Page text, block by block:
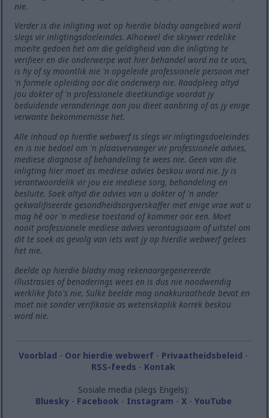
nie.
Verder is die inligting wat op hierdie bladsy aangebied word
slegs vir inligtingsdoeleindes. Alhoewel die skrywer redelike
moeite gedoen het om die geldigheid van die inligting te
verifieer en die onderwerpe wat hier behandel word na te vors,
is hy of sy moontlik nie 'n opgeleide professionele persoon met
'n formele opleiding oor die onderwerp nie. Raadpleeg altyd
jou dokter of 'n professionele dieetkundige voordat jy
beduidende veranderinge aan jou dieet aanbring of as jy enige
verwante bekommernisse het.
Alle inhoud op hierdie webwerf is slegs vir inligtingsdoeleindes
en is nie bedoel om 'n plaasvervanger vir professionele advies,
mediese diagnose of behandeling te wees nie. Geen van die
inligting hier moet as mediese advies beskou word nie. Jy is
verantwoordelik vir jou eie mediese sorg, behandeling en
besluite. Soek altyd die advies van u dokter of 'n ander
gekwalifiseerde gesondheidsorgverskaffer met enige vrae wat u
mag hê oor 'n mediese toestand of kommer oor een. Moet
nooit professionele mediese advies verontagsaam of uitstel om
dit te soek as gevolg van iets wat jy op hierdie webwerf gelees
het nie.
Beelde op hierdie bladsy mag rekenaargegenereerde
illustrasies of benaderings wees en is dus nie noodwendig
werklike foto's nie. Sulke beelde mag onakkuraathede bevat en
moet nie sonder verifikasie as wetenskaplik korrek beskou
word nie.
Voorblad - Oor hierdie webwerf - Privaatheidsbeleid -
RSS-feeds - Kontak
Sosiale media (slegs Engels):
Bluesky- Facebook - Instagram - X- YouTube